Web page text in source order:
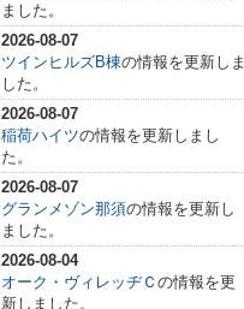
ました。
2026-08-07
ツインヒルズB棟の情報を更新しま
した。
2026-08-07
稲荷ハイツの情報を更新しまし
た。
2026-08-07
グランメゾン那須の情報を更新し
ました。
2026-08-04
オーク・ヴィレッヂＣ の情報を更
新しました。